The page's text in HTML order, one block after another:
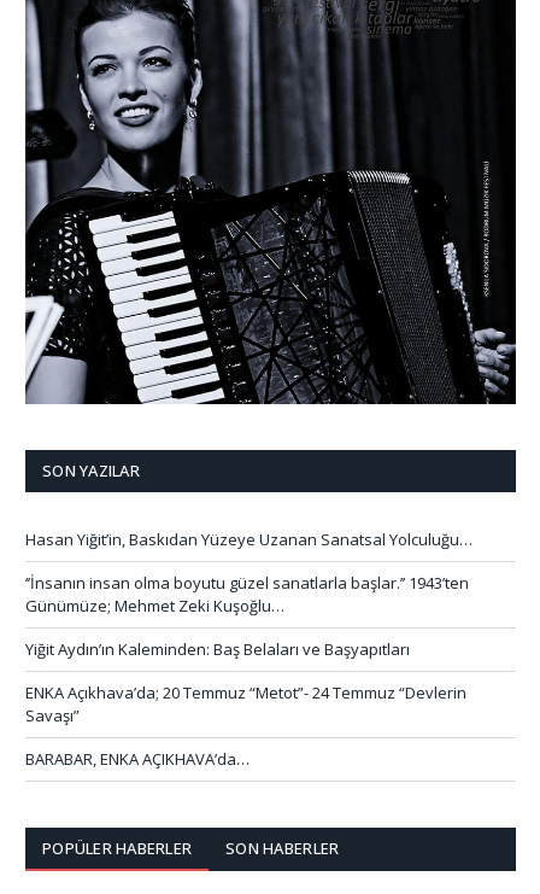
SON YAZILAR
Hasan Yiğit’in, Baskıdan Yüzeye Uzanan Sanatsal Yolculuğu…
‘’İnsanın insan olma boyutu güzel sanatlarla başlar.’’ 1943’ten
Günümüze; Mehmet Zeki Kuşoğlu…
Yiğit Aydın’ın Kaleminden: Baş Belaları ve Başyapıtları
ENKA Açıkhava’da; 20 Temmuz “Metot”- 24 Temmuz “Devlerin
Savaşı”
BARABAR, ENKA AÇIKHAVA’da…
POPÜLER HABERLER SON HABERLER